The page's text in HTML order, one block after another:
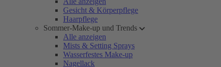
Gesicht & Körperpflege
Haarpflege
Sommer-Make-up und Trends
Alle anzeigen
Mists & Setting Sprays
Wasserfestes Make-up
Nagellack